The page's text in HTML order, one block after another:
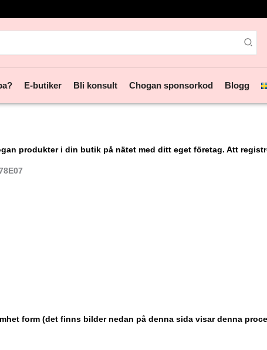
E-butiker Bli konsult Chogan sponsorkod Blogg
produkter i din butik på nätet med ditt eget företag. Att
form (det finns bilder nedan på denna sida visar denna